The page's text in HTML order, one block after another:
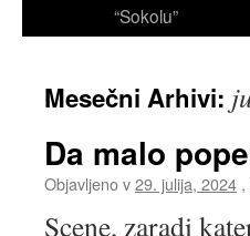
“Sokolu”
Mesečni Arhivi:
Da malo
Objavljeno v29. julija, 2024 ,
Scene, zaradi